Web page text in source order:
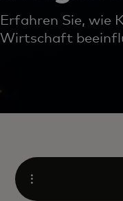
Erfahren Sie, wie
Wirtschaft
Öffnen